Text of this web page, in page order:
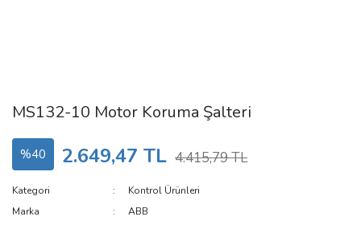
MS132-10 Motor Koruma Şalteri
%40 2.649,47 TL 4.415,79 TL
Kategori
Kontrol Ürünleri
Marka
ABB